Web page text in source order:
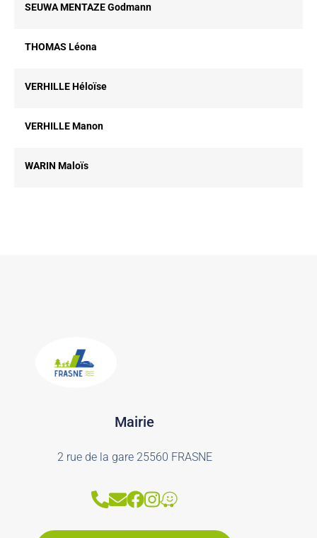
SEUWA MENTAZE Godmann
THOMAS Léona
VERHILLE Héloïse
VERHILLE Manon
WARIN Maloïs
Mairie
2 rue de la gare 25560 FRASNE